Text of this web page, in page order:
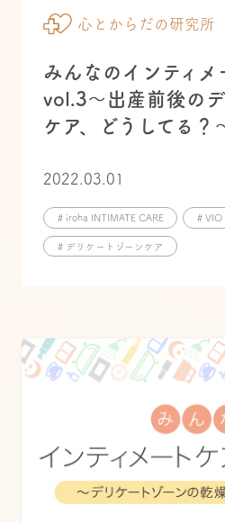
心とからだの研究所
みんなのインティ
vol.3～出産前後の
ケア、どうしてる？
2022.03.01
# iroha INTIMATE CARE # VIO
# デリケートゾーンケア